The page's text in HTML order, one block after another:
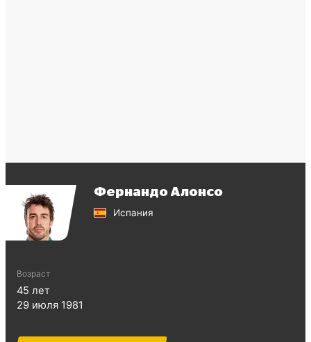
Фернандо Алонсо
Испания
Возраст
45 лет
29 июля 1981